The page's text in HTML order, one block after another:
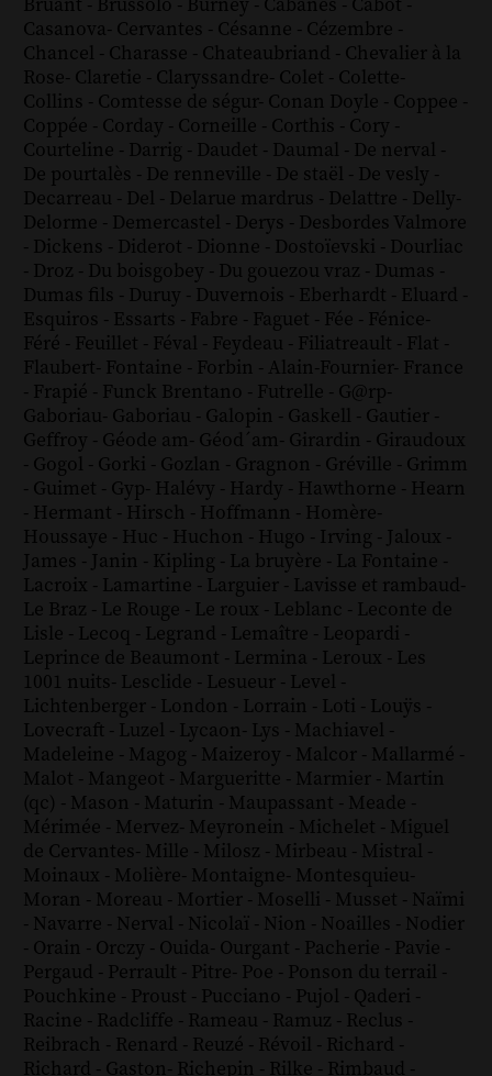
Bruant - Brussolo - Burney - Cabanès - Cabot -
Casanova- Cervantes - Césanne - Cézembre -
Chancel - Charasse - Chateaubriand - Chevalier à la
Rose- Claretie - Claryssandre- Colet - Colette-
Collins - Comtesse de ségur- Conan Doyle - Coppee -
Coppée - Corday - Corneille - Corthis - Cory -
Courteline - Darrig - Daudet - Daumal - De nerval -
De pourtalès - De renneville - De staël - De vesly -
Decarreau - Del - Delarue mardrus - Delattre - Delly-
Delorme - Demercastel - Derys - Desbordes Valmore
- Dickens - Diderot - Dionne - Dostoïevski - Dourliac
- Droz - Du boisgobey - Du gouezou vraz - Dumas -
Dumas fils - Duruy - Duvernois - Eberhardt - Eluard -
Esquiros - Essarts - Fabre - Faguet - Fée - Fénice-
Féré - Feuillet - Féval - Feydeau - Filiatreault - Flat -
Flaubert- Fontaine - Forbin - Alain-Fournier- France
- Frapié - Funck Brentano - Futrelle - G@rp-
Gaboriau- Gaboriau - Galopin - Gaskell - Gautier -
Geffroy - Géode am- Géod´am- Girardin - Giraudoux
- Gogol - Gorki - Gozlan - Gragnon - Gréville - Grimm
- Guimet - Gyp- Halévy - Hardy - Hawthorne - Hearn
- Hermant - Hirsch - Hoffmann - Homère-
Houssaye - Huc - Huchon - Hugo - Irving - Jaloux -
James - Janin - Kipling - La bruyère - La Fontaine -
Lacroix - Lamartine - Larguier - Lavisse et rambaud-
Le Braz - Le Rouge - Le roux - Leblanc - Leconte de
Lisle - Lecoq - Legrand - Lemaître - Leopardi -
Leprince de Beaumont - Lermina - Leroux - Les
1001 nuits- Lesclide - Lesueur - Level -
Lichtenberger - London - Lorrain - Loti - Louÿs -
Lovecraft - Luzel - Lycaon- Lys - Machiavel -
Madeleine - Magog - Maizeroy - Malcor - Mallarmé -
Malot - Mangeot - Margueritte - Marmier - Martin
(qc) - Mason - Maturin - Maupassant - Meade -
Mérimée - Mervez- Meyronein - Michelet - Miguel
de Cervantes- Mille - Milosz - Mirbeau - Mistral -
Moinaux - Molière- Montaigne- Montesquieu-
Moran - Moreau - Mortier - Moselli - Musset - Naïmi
- Navarre - Nerval - Nicolaï - Nion - Noailles - Nodier
- Orain - Orczy - Ouida- Ourgant - Pacherie - Pavie -
Pergaud - Perrault - Pitre- Poe - Ponson du terrail -
Pouchkine - Proust - Pucciano - Pujol - Qaderi -
Racine - Radcliffe - Rameau - Ramuz - Reclus -
Reibrach - Renard - Reuzé - Révoil - Richard -
Richard - Gaston- Richepin - Rilke - Rimbaud -